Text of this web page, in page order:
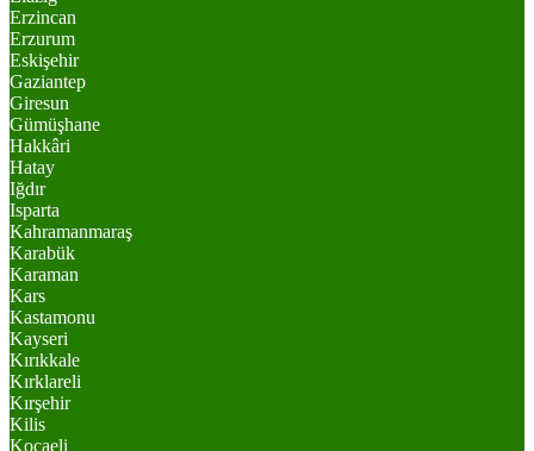
Erzincan
Erzurum
Eskişehir
Gaziantep
Giresun
Gümüşhane
Hakkâri
Hatay
Iğdır
Isparta
Kahramanmaraş
Karabük
Karaman
Kars
Kastamonu
Kayseri
Kırıkkale
Kırklareli
Kırşehir
Kilis
Kocaeli